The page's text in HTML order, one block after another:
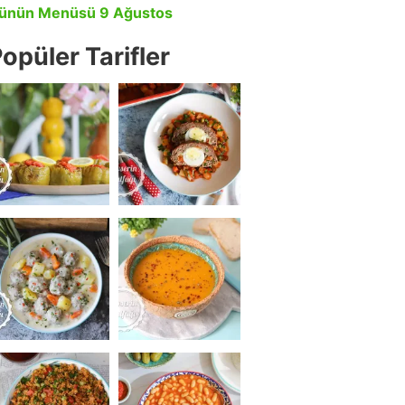
Menüsü 9 Ağustos
Tarifler